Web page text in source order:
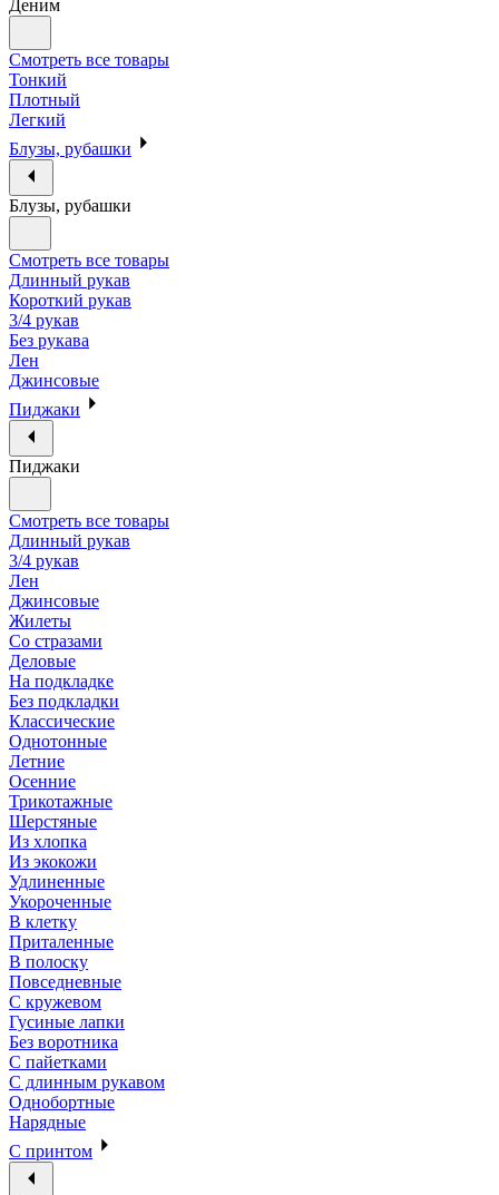
Деним
Смотреть все товары
Тонкий
Плотный
Легкий
Блузы, рубашки
Блузы, рубашки
Смотреть все товары
Длинный рукав
Короткий рукав
3/4 рукав
Без рукава
Лен
Джинсовые
Пиджаки
Пиджаки
Смотреть все товары
Длинный рукав
3/4 рукав
Лен
Джинсовые
Жилеты
Со стразами
Деловые
На подкладке
Без подкладки
Классические
Однотонные
Летние
Осенние
Трикотажные
Шерстяные
Из хлопка
Из экокожи
Удлиненные
Укороченные
В клетку
Приталенные
В полоску
Повседневные
С кружевом
Гусиные лапки
Без воротника
С пайетками
С длинным рукавом
Однобортные
Нарядные
С принтом